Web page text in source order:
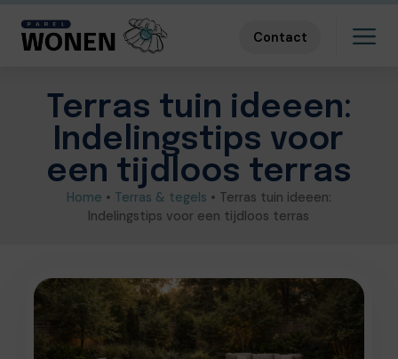
Contact
Terras tuin ideeen:
Indelingstips voor
een tijdloos terras
Home • Terras & tegels • Terras tuin ideeen:
Indelingstips voor een tijdloos terras